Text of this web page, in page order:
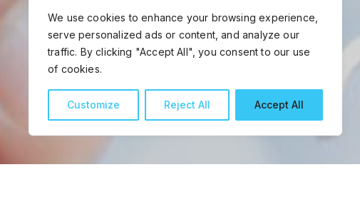
We use cookies to enhance your browsing experience,
serve personalized ads or content, and analyze our
traffic. By clicking "Accept All", you consent to our use
of cookies.
Customize Reject All Accept All